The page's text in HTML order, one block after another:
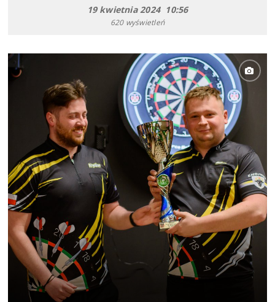
19 kwietnia 2024 10:56
620 wyświetleń